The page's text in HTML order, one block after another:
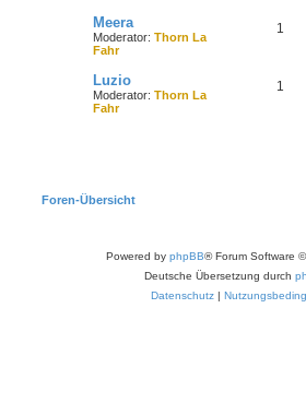
Meera
Moderator: Thorn La
Fahr
1
Luzio
Moderator: Thorn La
Fahr
1
Foren-Übersicht
Powered by phpBB® Forum Software
Deutsche Übersetzung durch
Datenschutz|